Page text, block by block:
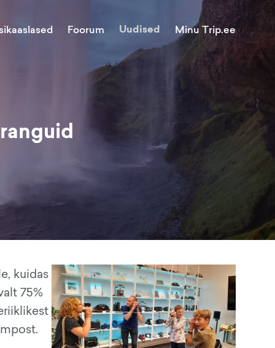
Foorum Uudised Minu Trip.ee
kuidas
75%